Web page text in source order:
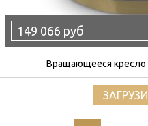
149 066 руб
Вращающееся кресло